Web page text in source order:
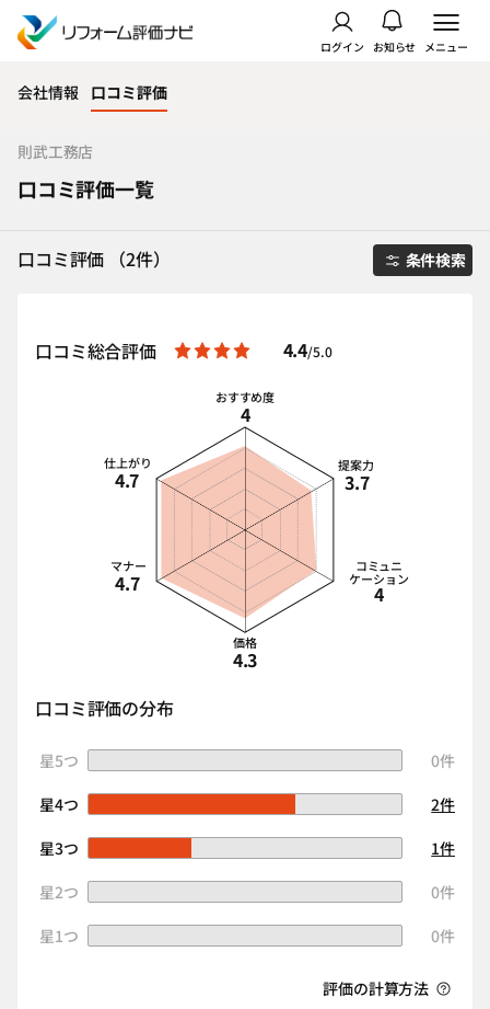
ログイン お知らせ メニュー
会社情報 口コミ評価
則武工務店
口コミ評価一覧
口コミ評価 （2件） 条件検索
口コミ総合評価 4.4/5.0
おすすめ度
4
提案力
3.7
コミュニ
ケーション
4
価格
4.3
マナー
4.7
仕上がり
4.7
口コミ評価の分布
星5つ
0件
星4つ
2件
星3つ
1件
星2つ
0件
星1つ
0件
評価の計算方法